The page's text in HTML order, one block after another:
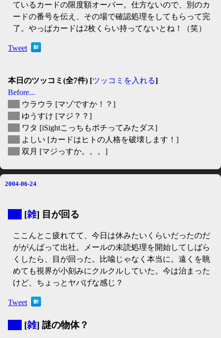
ているカードの限度額オーバー。仕方ないので、別のカ
ードの番号を伝え、その場で確認処理をしてもらって完
了。やっぱカードは2枚くらい持ってないとね！（笑）
Tweet
本日のツッコミ(全7件) [ツッコミを入れる]
Before...
ウラウラ [マゾですか！？]
ゆうすけ [マジ？？]
ワタ [iSightこっちもポチってみたダス]
よしい [カードはヒトの人格を破壊します！]
双月 [マジっすか。。。]
2004-06-24
[雑] 目が回る
ここんとこ疲れてて、今日は休みたいくらいだったのだ
ががんばって出社。メールの未読処理を開始してしばら
くしたら、目が回った。比喩じゃなく本当に。遠くを眺
めても視界が小刻みにクルクルしていた。今は治まった
けど、ちょっとヤバげな感じ？
Tweet
[雑] 謎の物体？